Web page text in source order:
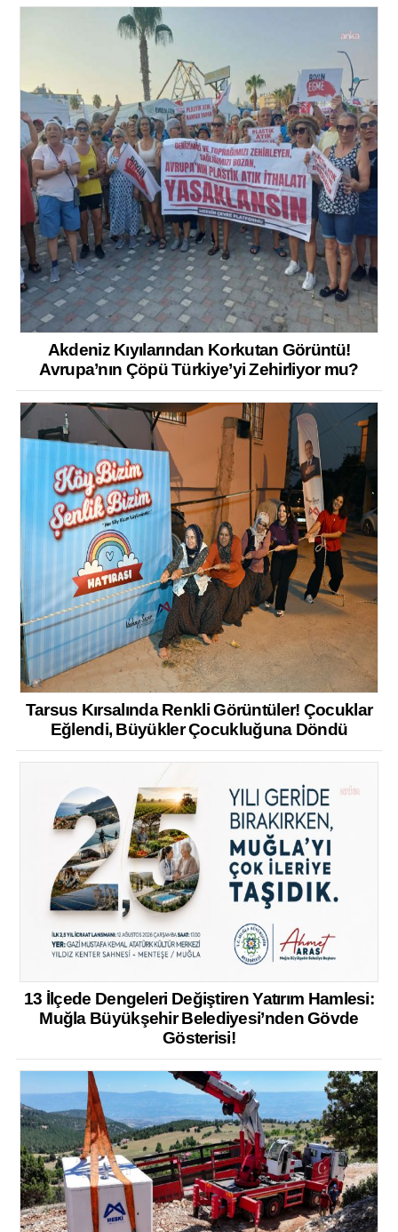
Akdeniz Kıyılarından Korkutan Görüntü!
Avrupa’nın Çöpü Türkiye’yi Zehirliyor mu?
Tarsus Kırsalında Renkli Görüntüler! Çocuklar
Eğlendi, Büyükler Çocukluğuna Döndü
13 İlçede Dengeleri Değiştiren Yatırım Hamlesi:
Muğla Büyükşehir Belediyesi’nden Gövde
Gösterisi!